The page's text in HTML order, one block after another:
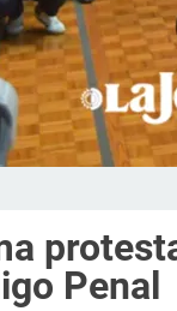
Penal